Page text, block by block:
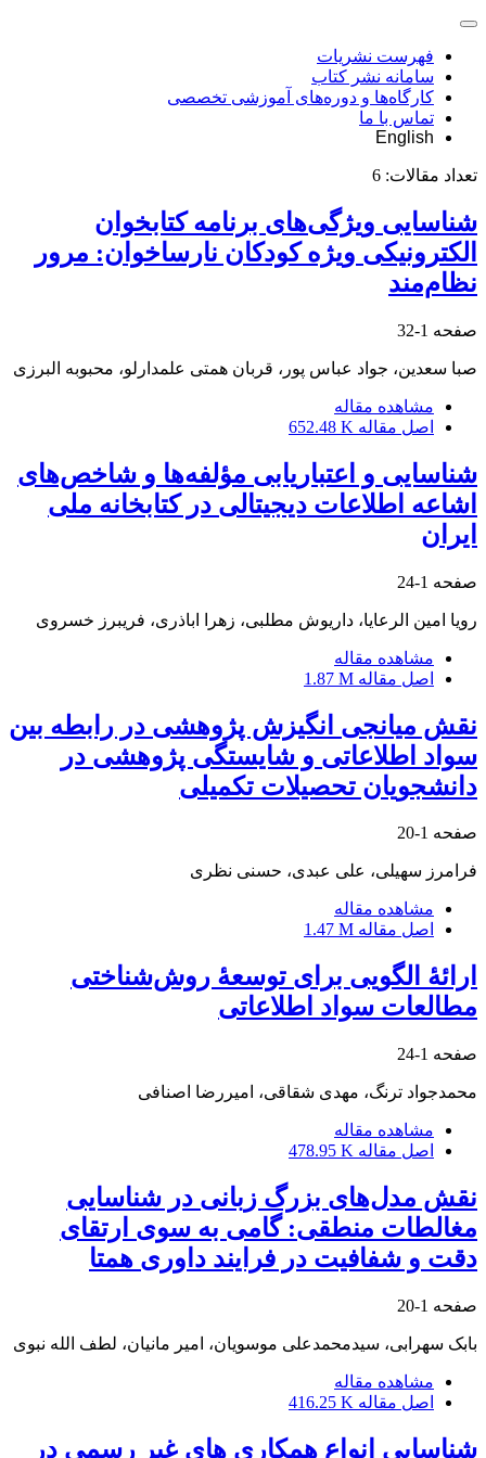
فهرست نشریات
سامانه نشر کتاب
کارگاه‌ها و دوره‌های آموزشی تخصصی
تماس با ما
English
تعداد مقالات: 6
شناسایی ویژگی‌های برنامه کتابخوان
الکترونیکی ویژه کودکان نارساخوان: مرور
نظام‌مند
صفحه 1-32
صبا سعدین، جواد عباس پور، قربان همتی علمدارلو، محبوبه البرزی
مشاهده مقاله
اصل مقاله 652.48 K
شناسایی و اعتباریابی مؤلفه‌ها و شاخص‌های
اشاعه اطلاعات دیجیتالی در کتابخانه ملی
ایران
صفحه 1-24
رویا امین الرعایا، داریوش مطلبی، زهرا اباذری، فریبرز خسروی
مشاهده مقاله
اصل مقاله 1.87 M
نقش میانجی انگیزش پژوهشی در رابطه بین
سواد اطلاعاتی و شایستگی پژوهشی در
دانشجویان تحصیلات تکمیلی
صفحه 1-20
فرامرز سهیلی، علی عبدی، حسنی نظری
مشاهده مقاله
اصل مقاله 1.47 M
ارائۀ الگویی برای توسعۀ روش‌شناختی
مطالعات سواد اطلاعاتی
صفحه 1-24
محمدجواد ترنگ، مهدی شقاقی، امیررضا اصنافی
مشاهده مقاله
اصل مقاله 478.95 K
نقش مدل‌های بزرگ زبانی در شناسایی
مغالطات منطقی: گامی به سوی ارتقای
دقت و شفافیت در فرایند داوری همتا
صفحه 1-20
بابک سهرابی، سیدمحمدعلی موسویان، امیر مانیان، لطف الله نبوی
مشاهده مقاله
اصل مقاله 416.25 K
شناسایی انواع همکاری های غیر رسمی در